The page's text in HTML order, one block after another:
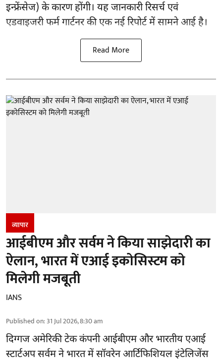
इन्फ्रेंसेज) के कारण होंगी। यह जानकारी रिसर्च एवं
एडवाइजरी फर्म गार्टनर की एक नई रिपोर्ट में सामने आई है।
Read More
व्यापार
आईबीएम और सर्वम ने किया साझेदारी का
ऐलान, भारत में एआई इकोसिस्टम को
मिलेगी मजबूती
IANS
Published on:31 Jul 2026, 8:30 am
दिग्गज अमेरिकी टेक कंपनी आईबीएम और भारतीयएआई
स्टार्टअप सर्वम ने भारत में सॉवरेन आर्टिफिशियल इंटेलिजेंस